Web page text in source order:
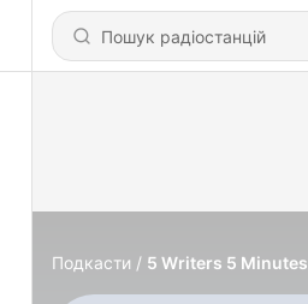
Подкасти 5 Writers 5 Minutes